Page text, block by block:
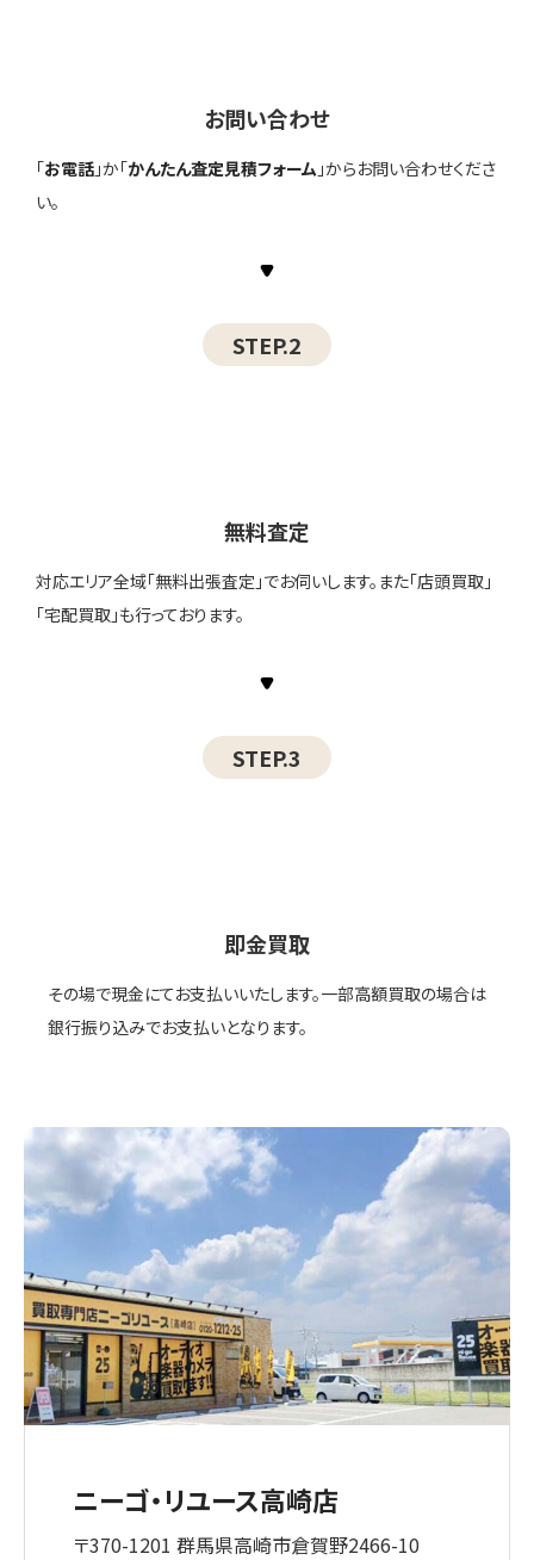
お問い合わせ
「お電話 」か「かんたん査定見積フォーム 」からお問い合わせくださ
い。
STEP.2
無料査定
対応エリア全域「無料出張査定」でお伺いします。また「店頭買取」
「宅配買取」も行っております。
STEP.3
即金買取
その場で現金にてお支払いいたします。一部高額買取の場合は
銀行振り込みでお支払いとなります。
ニーゴ・リユース高崎店
〒370-1201 群馬県高崎市倉賀野2466-10